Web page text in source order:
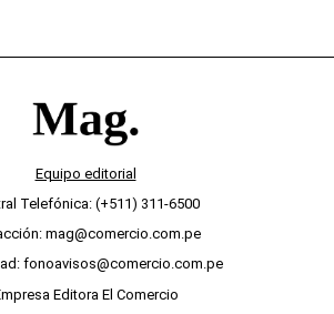
Equipo editorial
Telefónica: (+511) 311-6500
mag@comercio.com.pe
fonoavisos@comercio.com.pe
Editora El Comercio